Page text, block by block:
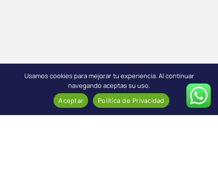
Usamos cookies para mejorar tu experiencia. Al continuar
navegando aceptas su uso.
Aceptar Politíca de Privacidad